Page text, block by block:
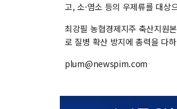
고, 소·염소 등의 우제류를 대상
최강필 농협경제지주 축산지원
로 질병 확산 방지에 총력을 다
plum@newspim.com